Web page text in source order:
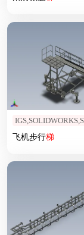
飞机步行梯